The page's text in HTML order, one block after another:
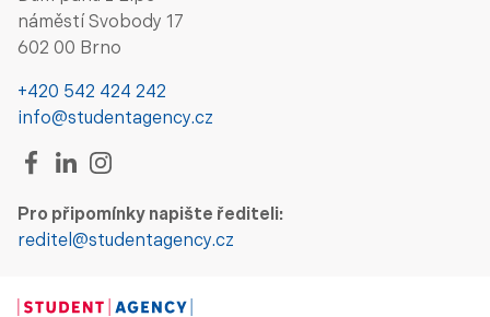
náměstí Svobody 17
602 00 Brno
+420 542 424 242
info@studentagency.cz
Pro připomínky napište řediteli:
reditel@studentagency.cz